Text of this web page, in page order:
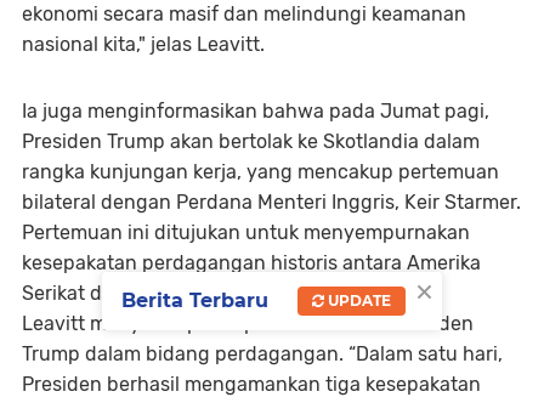
ekonomi secara masif dan melindungi keamanan
nasional kita," jelas Leavitt.
Ia juga menginformasikan bahwa pada Jumat pagi,
Presiden Trump akan bertolak ke Skotlandia dalam
rangka kunjungan kerja, yang mencakup pertemuan
bilateral dengan Perdana Menteri Inggris, Keir Starmer.
Pertemuan ini ditujukan untuk menyempurnakan
kesepakatan perdagangan historis antara Amerika
Serikat dan Inggris.
Leavitt menyoroti pencapaian luar biasa Presiden
Trump dalam bidang perdagangan. “Dalam satu hari,
Presiden berhasil mengamankan tiga kesepakatan
×
Berita Terbaru UPDATE